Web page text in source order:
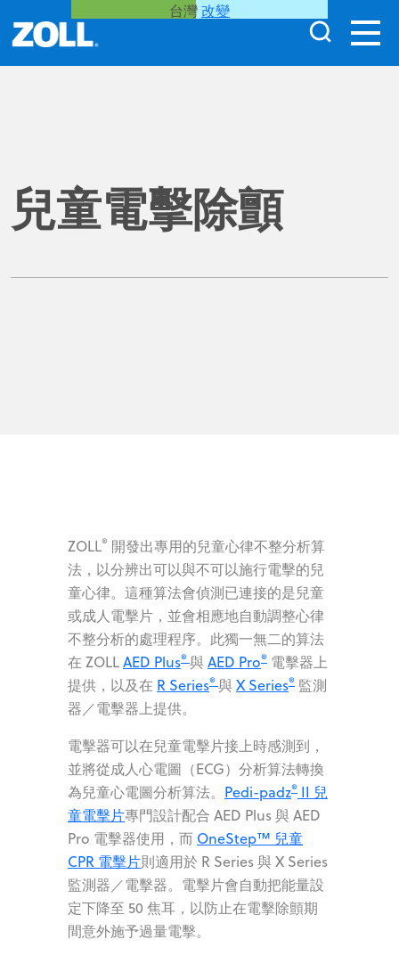
台灣改變
兒童電擊除顫
ZOLL® 開發出專用的兒童心律不整分析算
法，以分辨出可以與不可以施行電擊的兒
童心律。這種算法會偵測已連接的是兒童
或成人電擊片，並會相應地自動調整心律
不整分析的處理程序。此獨一無二的算法
在 ZOLLAED Plus®與AED Pro® 電擊器上
提供，以及在 R Series®與X Series® 監測
器／電擊器上提供。
電擊器可以在兒童電擊片接上時感測到，
並將從成人心電圖（ECG）分析算法轉換
為兒童心電圖分析算法。 Pedi-padz® II 兒
童電擊片專門設計配合 AED Plus與 AED
Pro 電擊器使用，而 OneStep™ 兒童
CPR 電擊片則適用於 R Series 與 X Series
監測器／電擊器。電擊片會自動把能量設
定下降至 50 焦耳，以防止在電擊除顫期
間意外施予過量電擊。